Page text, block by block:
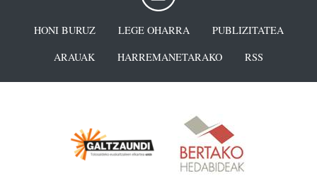
HONI BURUZ LEGE OHARRA
PUBLIZITATEA
ARAUAK
HARREMANETARAKO RSS